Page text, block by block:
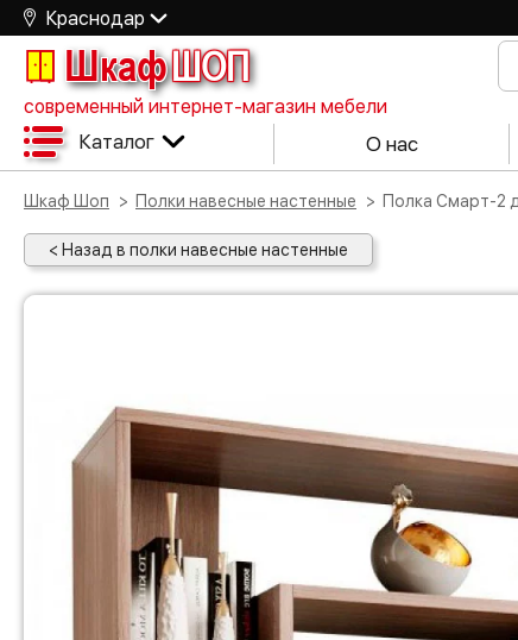
Краснодар
ШкафШОП
современный интернет-магазин мебели
Каталог О нас
Шкаф Шоп Полки навесные настенные Полка Смарт-2
< Назад в полки навесные настенные